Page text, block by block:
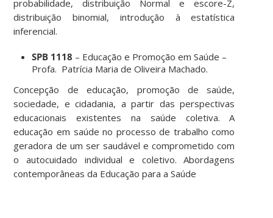
probabilidade, distribuição Normal e escore-Z,
distribuição binomial, introdução à estatística
inferencial.
SPB 1118 – Educação e Promoção em Saúde –
Profa. Patrícia Maria de Oliveira Machado.
Concepção de educação, promoção de saúde,
sociedade, e cidadania, a partir das perspectivas
educacionais existentes na saúde coletiva. A
educação em saúde no processo de trabalho como
geradora de um ser saudável e comprometido com
o autocuidado individual e coletivo. Abordagens
contemporâneas da Educação para a Saúde